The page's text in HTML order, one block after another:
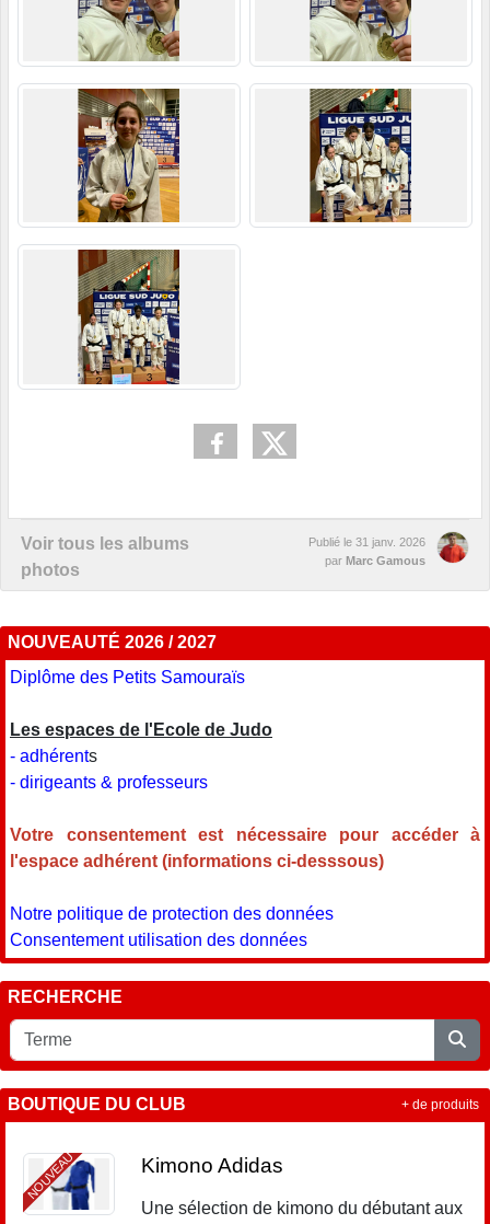
Voir tous les albums
photos
Publié le 31 janv. 2026
par Marc Gamous
NOUVEAUTÉ 2026 / 2027
Diplôme des Petits Samouraïs
Les espaces de l'Ecole de Judo
- adhérents
- dirigeants & professeurs
Votre consentement est nécessaire pour accéder à
l'espace adhérent (informations ci-desssous)
Notre politique de protection des données
Consentement utilisation des données
RECHERCHE
BOUTIQUE DU CLUB
NOUVEAU Kimono Adidas
Une sélection de kimono du débutant aux
+ de produits